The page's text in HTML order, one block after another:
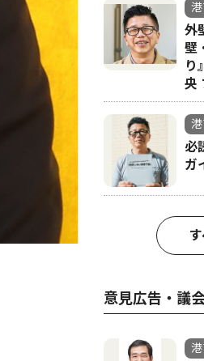
外
壁
り
央
必
ガ
意見広告・議